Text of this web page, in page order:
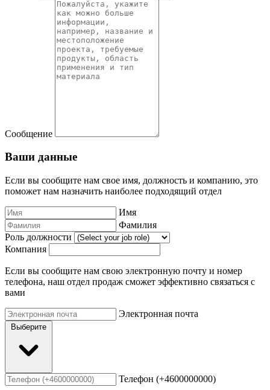
Сообщение
Ваши данные
Если вы сообщите нам свое имя, должность и компанию, это
поможет нам назначить наиболее подходящий отдел
Имя
Фамилия
Роль должности
Компания
Если вы сообщите нам свою электронную почту и номер
телефона, наш отдел продаж сможет эффективно связаться с
вами
Электронная почта
Выберите
Телефон (+4600000000)